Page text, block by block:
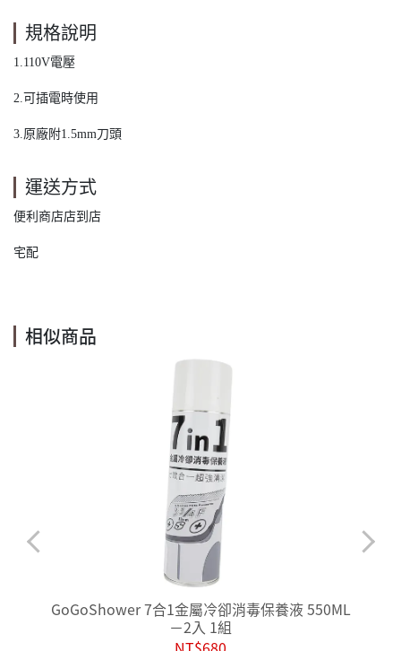
規格說明
1.110V電壓
2.可插電時使用
3.原廠附1.5mm刀頭
運送方式
便利商店店到店
宅配
相似商品
GoGoShower 7合1金屬冷卻消毒保養液 550ML
－2入 1組